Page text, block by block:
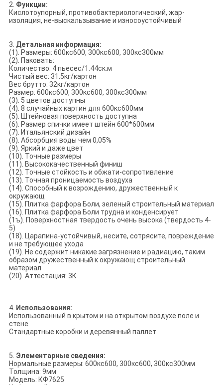
2. Функции:
Кислотоупорный, противобактериологический, жар-
изоляция, не-выскальзывание и износоустойчивый
3. Детальная информация:
(1). Размеры: 600кс600, 300кс600, 300кс300мм
(2). Паковать:
Количество: 4 пьесес/1.44ск.м
Чистый вес: 31.5кг/картон
Вес брутто: 32кг/картон
Размер: 600кс600, 300кс600, 300кс300мм
(3). 5 цветов доступны
(4). 8 случайных картин для 600кс600мм
(5). Штейновая поверхность доступна
(6). Размер спички имеет штейн 600*600мм
(7). Итальянский дизайн
(8). Абсорбция воды чем 0,05%
(9). Яркий и даже цвет
(10). Точные размеры
(11). Высококачественный финиш
(12). Точные стойкость и обжати-сопротивление
(13). Точная проницаемость воздуха
(14). Способный к возрождению, дружественный к
окружающ
(15). Плитка фарфора Боли, зеленый строительный материал
(16). Плитка фарфора Боли трудна и конденсирует
(1ъ). Поверхностная твердость очень высока (твердость 4-
5)
(18). Царапина-устойчивый, несите, сотрясите, повреждение
и не требующее ухода
(19). Не содержит никакие загрязнение и радиацию, таким
образом дружественный к окружающ строительный
материал
(20). Аттестация: 3К
4. Использования:
Использованный в крытом и на открытом воздухе поле и
стене
Стандартные коробки и деревянный паллет
5. Элементарные сведения:
Нормальные размеры: 600кс600, 300кс600, 300кс300мм
Толщина: 9мм
Модель: КФ7625